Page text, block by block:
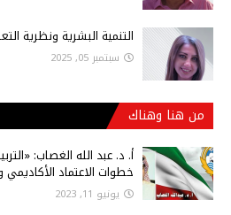
التنمية البشرية ونظرية
سبتمبر 05, 2025
من هنا وهناك
أ‌. د. عبد الله الغصاب:
خطوات الاعتماد
يونيو 11, 2023